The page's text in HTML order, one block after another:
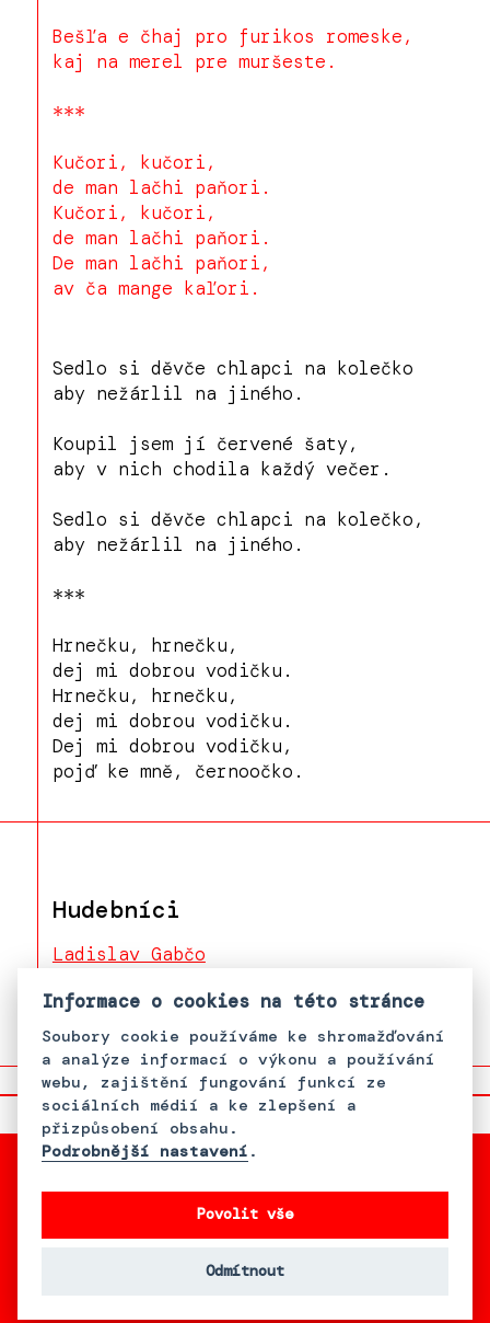
Bešľa e čhaj pro furikos romeske,
kaj na merel pre muršeste.
***
Kučori, kučori,
de man lačhi paňori.
Kučori, kučori,
de man lačhi paňori.
De man lačhi paňori,
av ča mange kaľori.
Sedlo si děvče chlapci na kolečko
aby nežárlil na jiného.
Koupil jsem jí červené šaty,
aby v nich chodila každý večer.
Sedlo si děvče chlapci na kolečko,
aby nežárlil na jiného.
***
Hrnečku, hrnečku,
dej mi dobrou vodičku.
Hrnečku, hrnečku,
dej mi dobrou vodičku.
Dej mi dobrou vodičku,
pojď ke mně, černoočko.
Hudebníci
Ladislav Gabčo
Informace o cookies na této stránce
Soubory cookie používáme ke shromažďování
a analýze informací o výkonu a používání
webu, zajištění fungování funkcí ze
sociálních médií a ke zlepšení a
přizpůsobení obsahu.
Podrobnější nastavení .
Povolit vše
Odmítnout